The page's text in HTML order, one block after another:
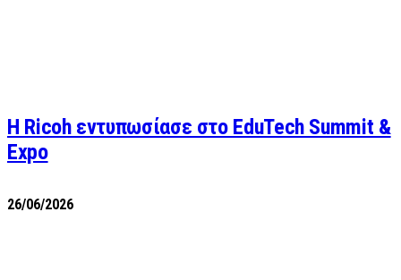
Η Ricoh εντυπωσίασε στο EduTech Summit &
Expo
26/06/2026